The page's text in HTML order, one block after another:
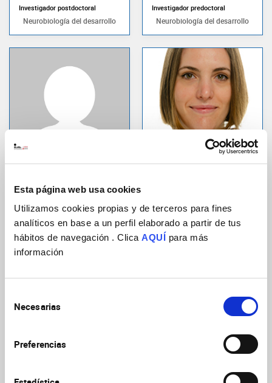
Esta página web usa cookies
Utilizamos cookies propias y de terceros para fines
analíticos en base a un perfil elaborado a partir de tus
hábitos de navegación . Clica AQUÍ para más
información
Necesarias
Preferencias
Investigador postdoctoral
Neurobiología del desarrollo
Investigador predoctoral
Neurobiología del desarrollo
Rocío
ISABIAL
Neurobiología molecular y
Claudia
Pampols Pérez,
Investigador predoctoral